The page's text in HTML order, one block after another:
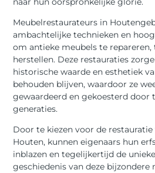
Meubelrestaurateurs in
ambachtelijke technieken en
om antieke meubels te
herstellen. Deze restauraties
historische waarde en esthetiek
behouden blijven, waardoor ze
gewaardeerd en gekoesterd door
generaties.
Door te kiezen voor de
Houten, kunnen eigenaars hun
inblazen en tegelijkertijd de
geschiedenis van deze bijzondere